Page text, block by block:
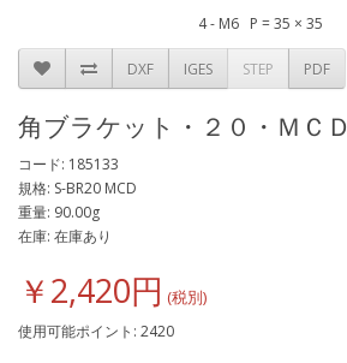
4 - M6 P = 35 × 35
DXF IGES STEP PDF
角ブラケット・２０・ＭＣＤ
コード: 185133
規格: S-BR20 MCD
重量: 90.00g
在庫: 在庫あり
￥2,420円
使用可能ポイント: 2420